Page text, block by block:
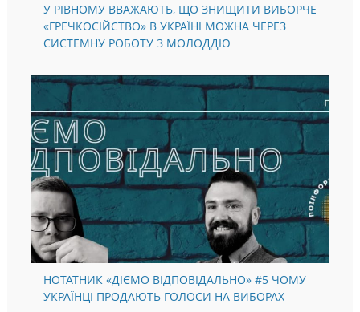
У РІВНОМУ ВВАЖАЮТЬ, ЩО ЗНИЩИТИ ВИБОРЧЕ
«ГРЕЧКОСІЙСТВО» В УКРАЇНІ МОЖНА ЧЕРЕЗ
СИСТЕМНУ РОБОТУ З МОЛОДДЮ
НОТАТНИК «ДІЄМО ВІДПОВІДАЛЬНО» #5 ЧОМУ
УКРАЇНЦІ ПРОДАЮТЬ ГОЛОСИ НА ВИБОРАХ